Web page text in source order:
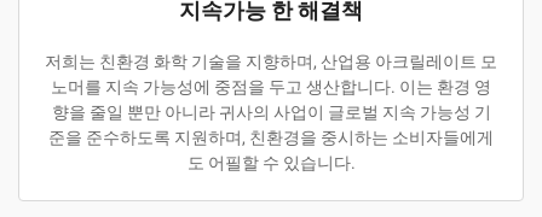
지속가능 한 해결책
저희는 친환경 화학 기술을 지향하며, 산업용 아크릴레이트 모
노머를 지속 가능성에 중점을 두고 생산합니다. 이는 환경 영
향을 줄일 뿐만 아니라 귀사의 사업이 글로벌 지속 가능성 기
준을 준수하도록 지원하며, 친환경을 중시하는 소비자들에게
도 어필할 수 있습니다.